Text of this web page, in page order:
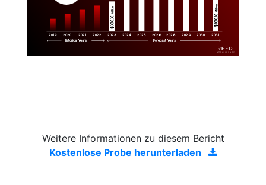
2019 2020 2021 2022 2023 2024 2025 2026 2028 2029 2030 2031
$XX.X
Million
$XX.X
Million
Historical Years Forecast Years
Weitere Informationen zu diesem Bericht
Kostenlose Probe herunterladen